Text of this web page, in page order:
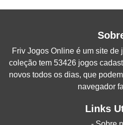
Friv Jogos Online é um site de
coleção tem 53426 jogos
novos todos os dias, que
navegador
Links